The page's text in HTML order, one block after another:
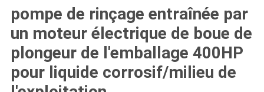
pompe de rinçage entraînée par
un moteur électrique de boue de
plongeur de l'emballage 400HP
pour liquide corrosif/milieu de